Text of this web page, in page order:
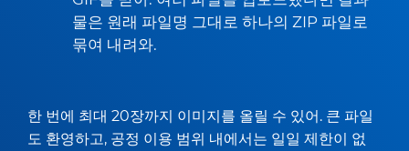
물은 원래 파일명 그대로 하나의 ZIP 파일로
묶여 내려와.
한 번에 최대 20장까지 이미지를 올릴 수 있어. 큰 파일
도 환영하고, 공정 이용 범위 내에서는 일일 제한이 없